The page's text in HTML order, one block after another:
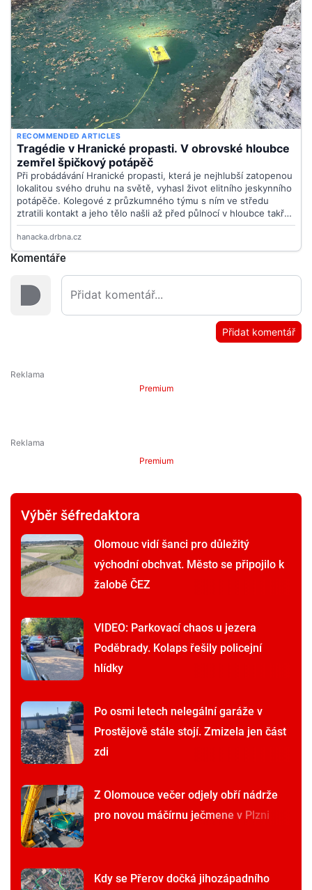
Komentáře
Přidat komentář
Premium
Premium
Výběr šéfredaktora
Olomouc vidí šanci pro důležitý
východní obchvat. Město se připojilo k
žalobě ČEZ
VIDEO: Parkovací chaos u jezera
Poděbrady. Kolaps řešily policejní
hlídky
Po osmi letech nelegální garáže v
Prostějově stále stojí. Zmizela jen část
zdi
Z Olomouce večer odjely obří nádrže
pro novou máčírnu ječmene v Plzni
Kdy se Přerov dočká jihozápadního